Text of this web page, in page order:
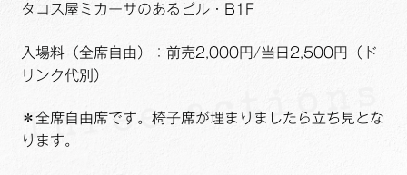
タコス屋ミカーサのあるビル・B1F
入場料（全席自由）：前売2,000円/当日2,500円（ド
リンク代別）
＊全席自由席です。椅子席が埋まりましたら立ち見とな
ります。